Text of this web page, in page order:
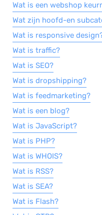
Wat is een webshop
Wat zijn hoofd-en
Wat is responsive
Wat is traffic?
Wat is SEO?
Wat is dropshipping?
Wat is feedmarketing?
Wat is een blog?
Wat is JavaScript?
Wat is PHP?
Wat is WHOIS?
Wat is RSS?
Wat is SEA?
Wat is Flash?